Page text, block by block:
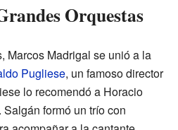
Orquestas
Marcos Madrigal se unió a la
Pugliese, un famoso director
lo recomendó a Horacio
formó un trío con